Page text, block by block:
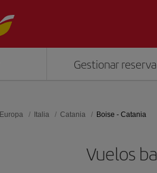
Gestionar reserva
Europa Italia Catania Boise - Catania
Vuelos